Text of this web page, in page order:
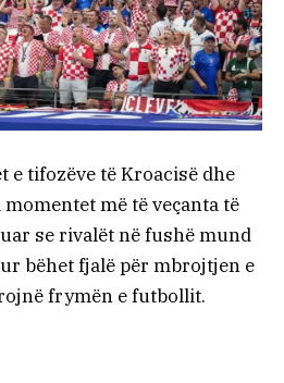
e tifozëve të Kroacisë dhe
më të veçanta të
se rivalët në fushë mund
bëhet fjalë për mbrojtjen e
frymën e futbollit.